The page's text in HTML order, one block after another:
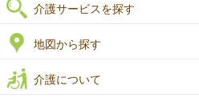
介護サービスを探す
地図から探す
介護について